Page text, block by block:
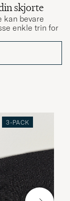
skjorte
kan bevare
enkle trin for
3-PACK